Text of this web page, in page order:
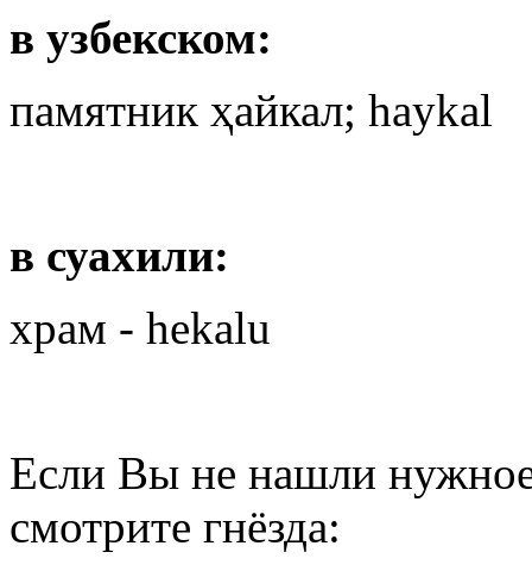
в узбекском:
памятник ҳайкал; haykal
в суахили:
храм - hekalu
Если Вы не нашли нужное
смотрите гнёзда: